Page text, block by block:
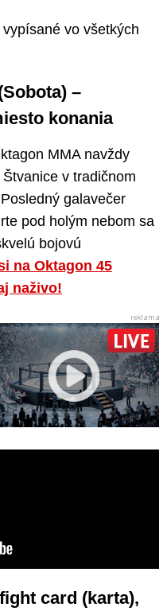
vo všetkých
–
konania
MMA navždy
v tradičnom
galavečer
pod holým nebom sa
bojovú
na Oktagon 45
naživo!
card (karta),